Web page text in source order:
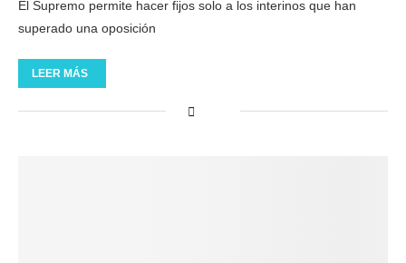
El Supremo permite hacer fijos solo a los interinos que han
superado una oposición
LEER MÁS